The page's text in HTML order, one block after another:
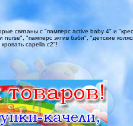
связаны с "памперс active baby 4" и
"памперс эктив бэби", "детские
capella c2"!